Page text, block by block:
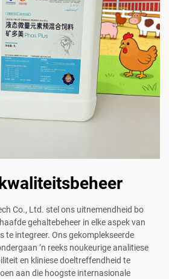
Co., Ltd. stel ons uitnemendheid bo
gehaltebeheer in elke aspek van
te integreer. Ons gekomplekseerde
’n reeks noukeurige analitiese
en kliniese doeltreffendheid te
aan die hoogste internasionale